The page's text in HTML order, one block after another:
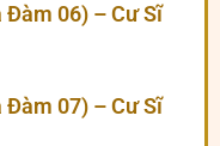
Đàm 06) – Cư Sĩ
Đàm 07) – Cư Sĩ